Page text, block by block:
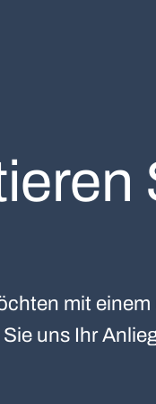
mit
Sie uns Ihr